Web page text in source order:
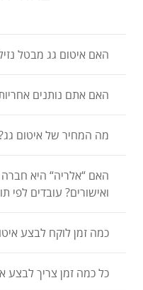
האם איטום גג מבטל
האם אתם נותנים
מה המחיר של איטום
האם “אלריה“ היא
ואישורים? עובדים לפי
כמה זמן לוקח לבצע
כל כמה זמן צריך לבצע